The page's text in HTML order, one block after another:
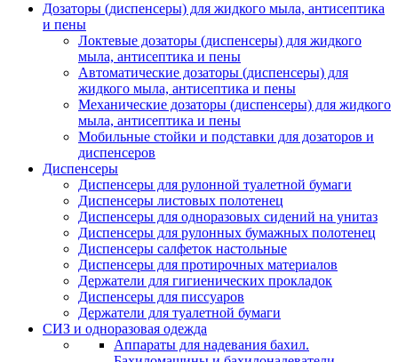
Дозаторы (диспенсеры) для жидкого мыла, антисептика
и пены
Локтевые дозаторы (диспенсеры) для жидкого
мыла, антисептика и пены
Автоматические дозаторы (диспенсеры) для
жидкого мыла, антисептика и пены
Механические дозаторы (диспенсеры) для жидкого
мыла, антисептика и пены
Мобильные стойки и подставки для дозаторов и
диспенсеров
Диспенсеры
Диспенсеры для рулонной туалетной бумаги
Диспенсеры листовых полотенец
Диспенсеры для одноразовых сидений на унитаз
Диспенсеры для рулонных бумажных полотенец
Диспенсеры салфеток настольные
Диспенсеры для протирочных материалов
Держатели для гигиенических прокладок
Диспенсеры для писсуаров
Держатели для туалетной бумаги
СИЗ и одноразовая одежда
Аппараты для надевания бахил.